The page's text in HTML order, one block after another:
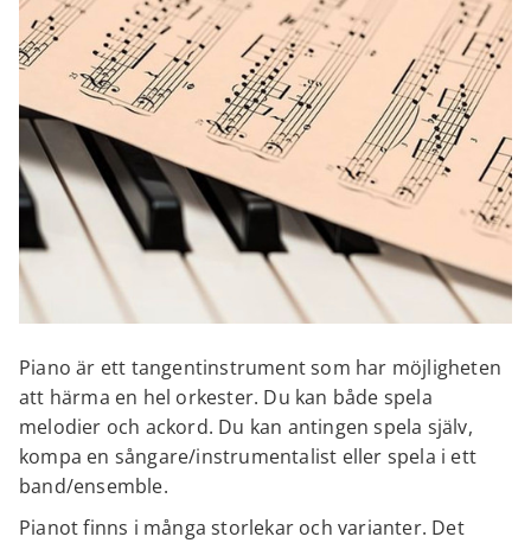
Piano är ett tangentinstrument som har möjligheten
att härma en hel orkester. Du kan både spela
melodier och ackord. Du kan antingen spela själv,
kompa en sångare/instrumentalist eller spela i ett
band/ensemble.
Pianot finns i många storlekar och varianter. Det